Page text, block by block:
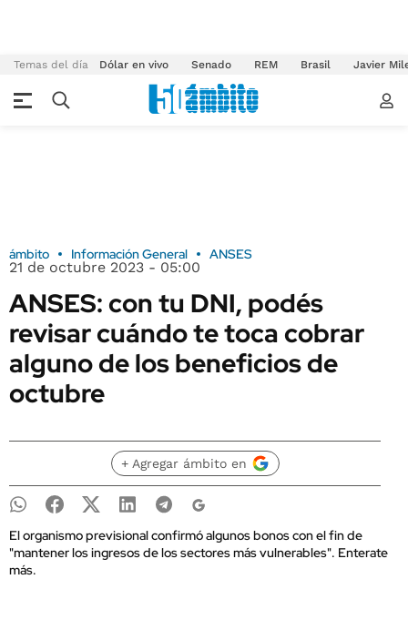
Temas del día Dólar en vivo Senado REM Brasil Javier
ámbito Información General ANSES
21 de octubre 2023 - 05:00
ANSES: con tu DNI, podés
revisar cuándo te toca cobrar
alguno de los beneficios de
octubre
+ Agregar ámbito en
El organismo previsional confirmó algunos bonos con el fin de
"mantener los ingresos de los sectores más vulnerables". Enterate
más.